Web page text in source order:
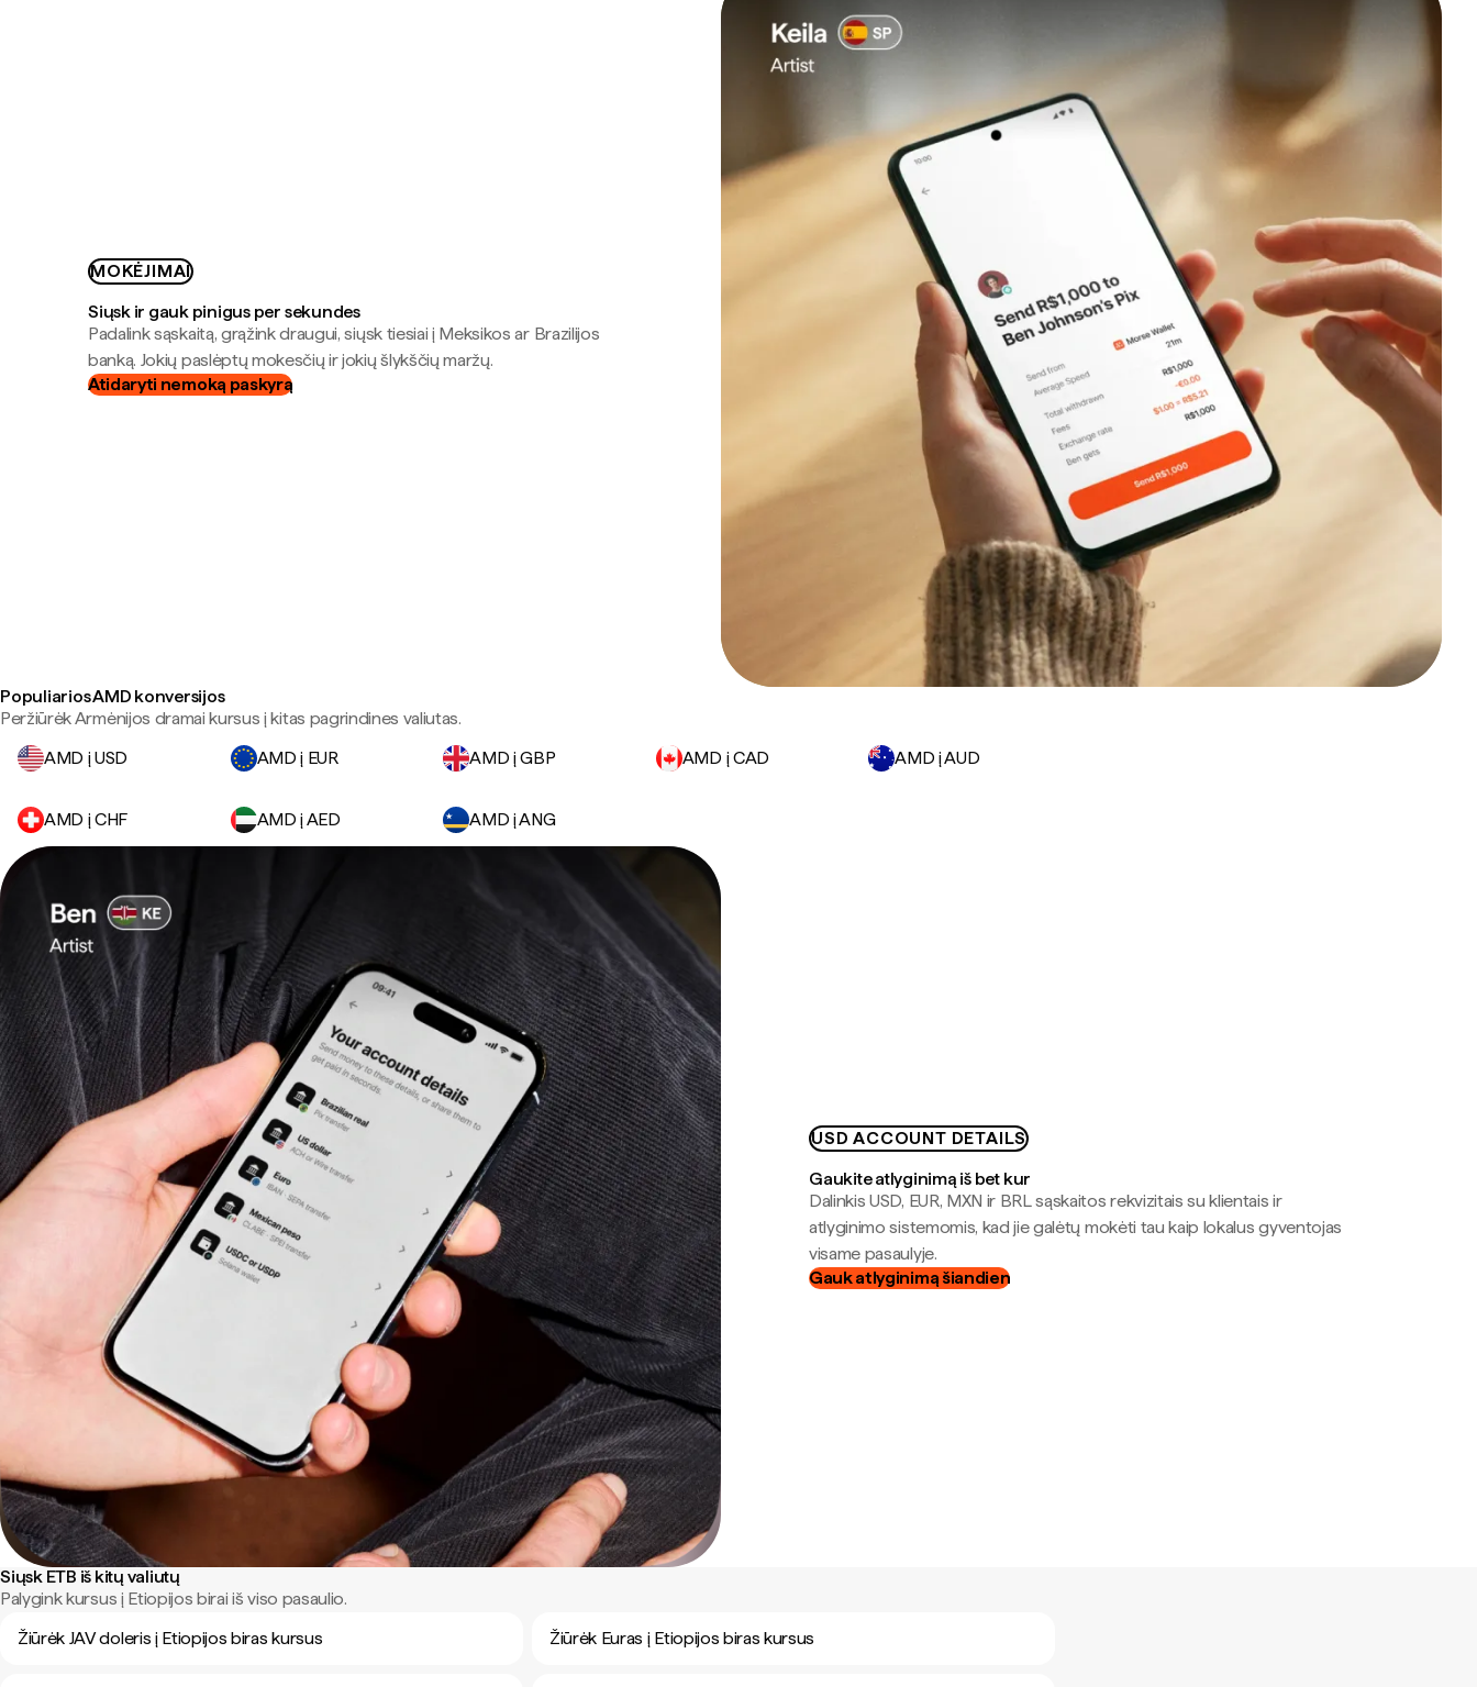
MOKĖJIMAI
Siųsk ir gauk pinigus per sekundes
Padalink sąskaitą, grąžink draugui, siųsk tiesiai į Meksikos ar Brazilijos
banką. Jokių paslėptų mokesčių ir jokių šlykščių maržų.
Atidaryti nemoką paskyrą
Populiarios AMD konversijos
Peržiūrėk Armėnijos dramai kursus į kitas pagrindines valiutas.
AMD į USD
AMD į EUR AMD į GBP AMD į CAD AMD į AUD
AMD į CHF AMD į AED AMD į ANG
USD ACCOUNT DETAILS
Gaukite atlyginimą iš bet kur
Dalinkis USD, EUR, MXN ir BRL sąskaitos rekvizitais su klientais ir
atlyginimo sistemomis, kad jie galėtų mokėti tau kaip lokalus gyventojas
visame pasaulyje.
Gauk atlyginimą šiandien
Siųsk ETB iš kitų valiutų
Palygink kursus į Etiopijos birai iš viso pasaulio.
Žiūrėk JAV doleris į Etiopijos biras kursus
Žiūrėk Euras į Etiopijos biras kursus